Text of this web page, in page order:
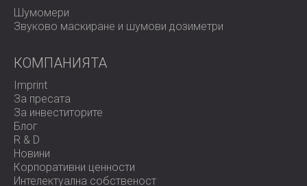
Шумомери
Звуково маскиране и шумови дозиметри
КОМПАНИЯТА
Imprint
За пресата
За инвеститорите
Блог
R & D
Новини
Корпоративни ценности
Интелектуална собственост